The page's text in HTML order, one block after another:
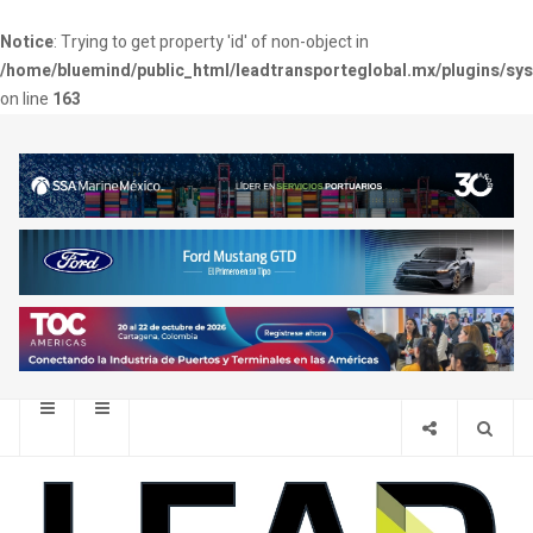
Notice: Trying to get property 'id' of non-object in
/home/bluemind/public_html/leadtransporteglobal.mx/plugins/
on line 163